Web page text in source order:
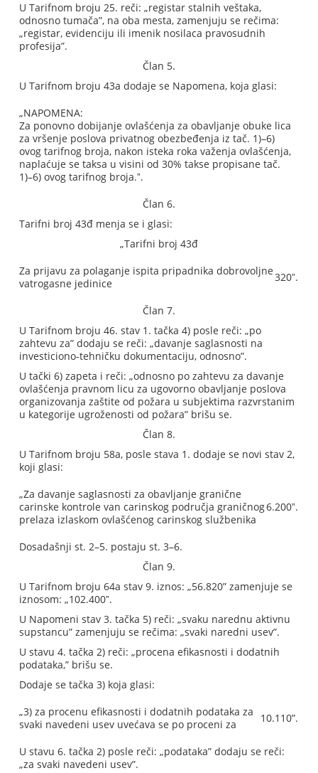
U Tarifnom broju 25. reči: „registar stalnih veštaka,
odnosno tumača”, na oba mesta, zamenjuju se rečima:
„registar, evidenciju ili imenik nosilaca pravosudnih
profesija”.
Član 5.
U Tarifnom broju 43a dodaje se Napomena, koja glasi:
„NAPOMENA:
Za ponovno dobijanje ovlašćenja za obavljanje obuke lica
za vršenje poslova privatnog obezbeđenja iz tač. 1)–6)
ovog tarifnog broja, nakon isteka roka važenja ovlašćenja,
naplaćuje se taksa u visini od 30% takse propisane tač.
1)–6) ovog tarifnog broja.ˮ.
Član 6.
Tarifni broj 43đ menja se i glasi:
„Tarifni broj 43đ
Za prijavu za polaganje ispita pripadnika dobrovoljne
vatrogasne jedinice
320ˮ.
Član 7.
U Tarifnom broju 46. stav 1. tačka 4) posle reči: „po
zahtevu za” dodaju se reči: „davanje saglasnosti na
investiciono-tehničku dokumentaciju, odnosno”.
U tački 6) zapeta i reči: „odnosno po zahtevu za davanje
ovlašćenja pravnom licu za ugovorno obavljanje poslova
organizovanja zaštite od požara u subjektima razvrstanim
u kategorije ugroženosti od požara” brišu se.
Član 8.
U Tarifnom broju 58a, posle stava 1. dodaje se novi stav 2,
koji glasi:
„Za davanje saglasnosti za obavljanje granične
carinske kontrole van carinskog područja graničnog
prelaza izlaskom ovlašćenog carinskog službenika
6.200ˮ.
Dosadašnji st. 2–5. postaju st. 3–6.
Član 9.
U Tarifnom broju 64a stav 9. iznos: „56.820” zamenjuje se
iznosom: „102.400ˮ.
U Napomeni stav 3. tačka 5) reči: „svaku narednu aktivnu
supstancu” zamenjuju se rečima: „svaki naredni usev”.
U stavu 4. tačka 2) reči: „procena efikasnosti i dodatnih
podataka,” brišu se.
Dodaje se tačka 3) koja glasi:
„3) za procenu efikasnosti i dodatnih podataka za
svaki navedeni usev uvećava se po proceni za
10.110”.
U stavu 6. tačka 2) posle reči: „podataka” dodaju se reči:
„za svaki navedeni usev”.